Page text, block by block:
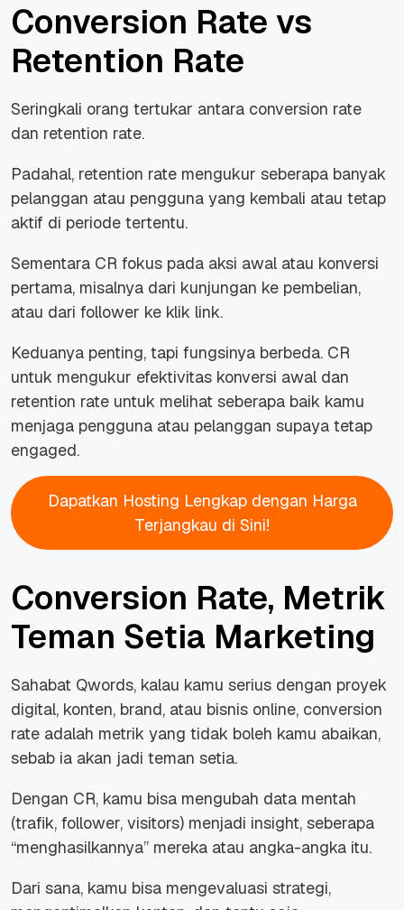
Conversion Rate vs
Retention Rate
Seringkali orang tertukar antara conversion rate
dan retention rate.
Padahal, retention rate mengukur seberapa banyak
pelanggan atau pengguna yang kembali atau tetap
aktif di periode tertentu.
Sementara CR fokus pada aksi awal atau konversi
pertama, misalnya dari kunjungan ke pembelian,
atau dari follower ke klik link.
Keduanya penting, tapi fungsinya berbeda. CR
untuk mengukur efektivitas konversi awal dan
retention rate untuk melihat seberapa baik kamu
menjaga pengguna atau pelanggan supaya tetap
engaged.
Dapatkan Hosting Lengkap dengan Harga
Terjangkau di Sini!
Conversion Rate, Metrik
Teman Setia Marketing
Sahabat Qwords, kalau kamu serius dengan proyek
digital, konten, brand, atau bisnis online, conversion
rate adalah metrik yang tidak boleh kamu abaikan,
sebab ia akan jadi teman setia.
Dengan CR, kamu bisa mengubah data mentah
(trafik, follower, visitors) menjadi insight, seberapa
“menghasilkannya” mereka atau angka-angka itu.
Dari sana, kamu bisa mengevaluasi strategi,